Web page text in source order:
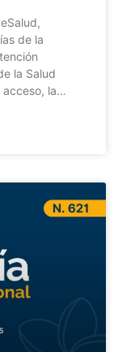
de la
la Salud
acceso, la…